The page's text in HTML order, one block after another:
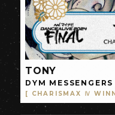
TONY
DYM
[ CHARISMAX Ⅳ